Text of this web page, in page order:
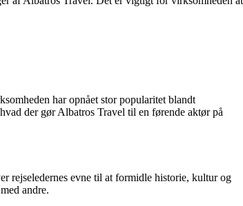
har opnået stor popularitet blandt
der gør Albatros Travel til en førende aktør på
rejseledernes evne til at formidle historie, kultur og
andre.